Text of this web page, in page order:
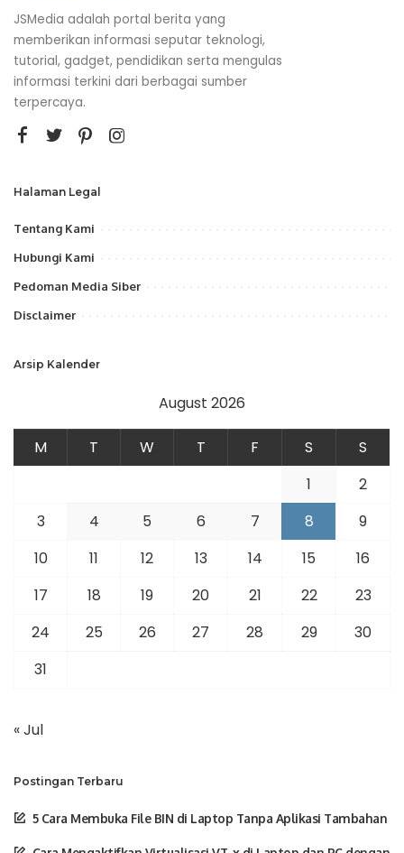
JSMedia adalah portal berita yang
memberikan informasi seputar teknologi,
tutorial, gadget, pendidikan serta mengulas
informasi terkini dari berbagai sumber
terpercaya.
Halaman Legal
Tentang Kami
Hubungi Kami
Pedoman Media Siber
Disclaimer
Arsip Kalender
August 2026
M T W T F S
S
1
2
3
4 5 6 7 8
9
10
11 12 13 14 15
16
17
18 19 20 21 22
23
24
25 26 27 28 29
30
31
« Jul
Postingan Terbaru
5 Cara Membuka File BIN di Laptop Tanpa Aplikasi Tambahan